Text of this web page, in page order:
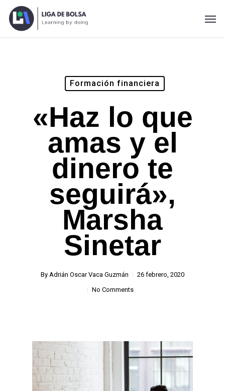
Skip
Formación financiera
«Haz lo que
amas y el
dinero te
seguirá»,
Marsha
Sinetar
By Adrián Oscar Vaca Guzmán
26 febrero, 2020
No Comments